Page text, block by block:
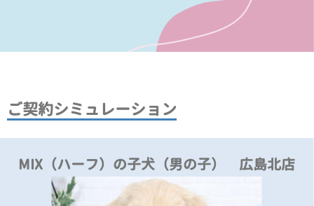
ご契約シミュレーション
MIX（ハーフ）の子犬（男の子） 広島北店